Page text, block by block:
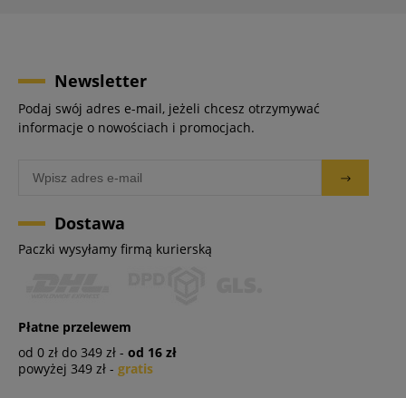
Newsletter
Podaj swój adres e-mail, jeżeli chcesz otrzymywać
informacje o nowościach i promocjach.
Dostawa
Paczki wysyłamy firmą kurierską
Płatne przelewem
od 0 zł do 349 zł - od 16 zł
powyżej 349 zł - gratis